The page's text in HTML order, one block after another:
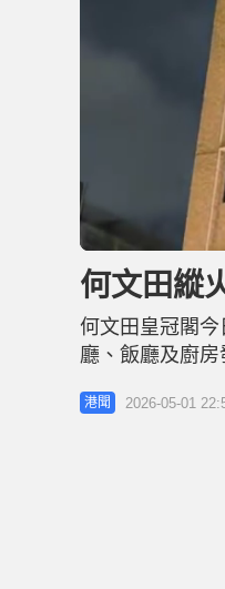
n
u
t
e
何文田縱
何文田皇冠閣
廳、飯廳及廚
疑。 消息指，
生爭執，而事發
港聞 2026-05-01